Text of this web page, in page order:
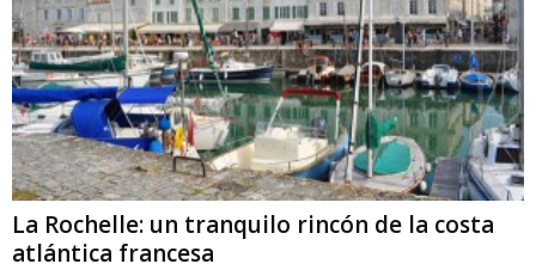
La Rochelle: un tranquilo rincón de la costa
atlántica francesa